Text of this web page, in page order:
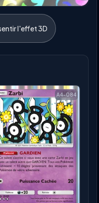
l'effet 3D
A4-084